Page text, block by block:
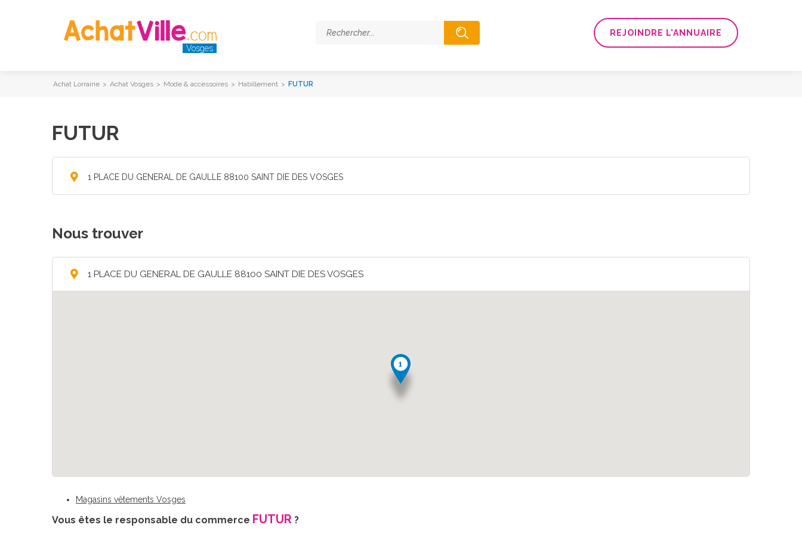
Vosges
REJOINDRE L'ANNUAIRE
Achat Lorraine > Achat Vosges > Mode & accessoires > Habillement > FUTUR
FUTUR
1 PLACE DU GENERAL DE GAULLE 88100 SAINT DIE DES VOSGES
Nous trouver
1 PLACE DU GENERAL DE GAULLE 88100 SAINT DIE DES VOSGES
Magasins vêtements Vosges
Vous êtes le responsable du commerce FUTUR ?